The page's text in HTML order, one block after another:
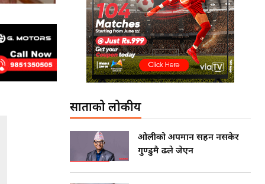
साताको लोकप्रीय
ओलीको अपमान सहन नसकेर
गुण्डुमै ढले जेएन